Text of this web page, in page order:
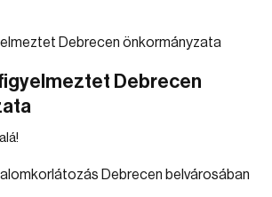
Debrecen